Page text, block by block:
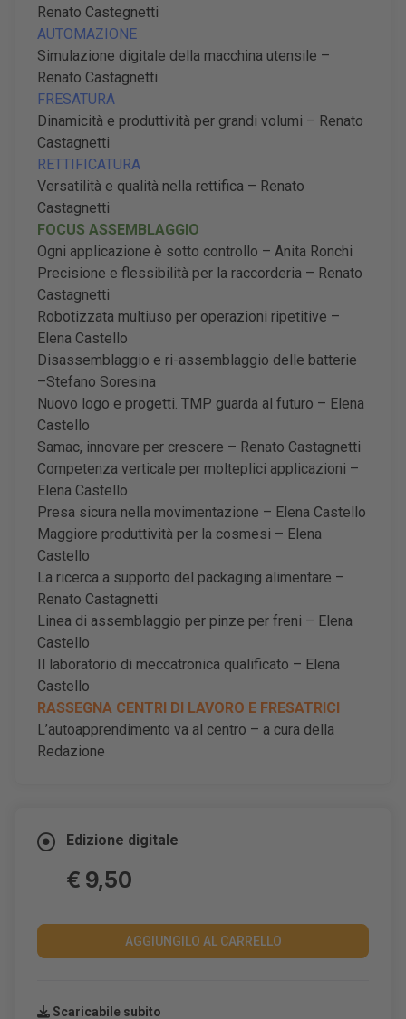
Renato Castegnetti
AUTOMAZIONE
Simulazione digitale della macchina utensile –
Renato Castagnetti
FRESATURA
Dinamicità e produttività per grandi volumi – Renato
Castagnetti
RETTIFICATURA
Versatilità e qualità nella rettifica – Renato
Castagnetti
FOCUS ASSEMBLAGGIO
Ogni applicazione è sotto controllo – Anita Ronchi
Precisione e flessibilità per la raccorderia – Renato
Castagnetti
Robotizzata multiuso per operazioni ripetitive –
Elena Castello
Disassemblaggio e ri-assemblaggio delle batterie
–Stefano Soresina
Nuovo logo e progetti. TMP guarda al futuro – Elena
Castello
Samac, innovare per crescere – Renato Castagnetti
Competenza verticale per molteplici applicazioni –
Elena Castello
Presa sicura nella movimentazione – Elena Castello
Maggiore produttività per la cosmesi – Elena
Castello
La ricerca a supporto del packaging alimentare –
Renato Castagnetti
Linea di assemblaggio per pinze per freni – Elena
Castello
Il laboratorio di meccatronica qualificato – Elena
Castello
RASSEGNA CENTRI DI LAVORO E FRESATRICI
L’autoapprendimento va al centro – a cura della
Redazione
Edizione digitale
€ 9,50
AGGIUNGILO AL CARRELLO
Scaricabile subito